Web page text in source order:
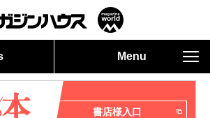
Menu
書店様入口